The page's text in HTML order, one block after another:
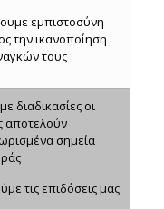
εμπιστοσύνη
την ικανοποίηση
τους
διαδικασίες οι
αποτελούν
σημεία
τις επιδόσεις μας